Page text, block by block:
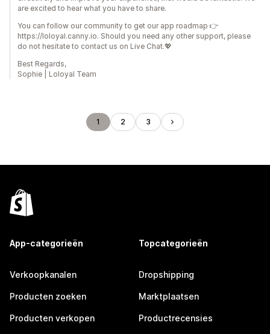
are excited to hear what you have to share.
You can follow our community to get our app roadmap 👉
https://loloyal.canny.io. Should you need any other support, please
do not hesitate to contact us on Live Chat.💖
Best Regards,
Sophie | Loloyal Team
1 2 3
App-categorieën
Verkoopkanalen
Producten zoeken
Producten verkopen
Topcategorieën
Dropshipping
Marktplaatsen
Productrecensies